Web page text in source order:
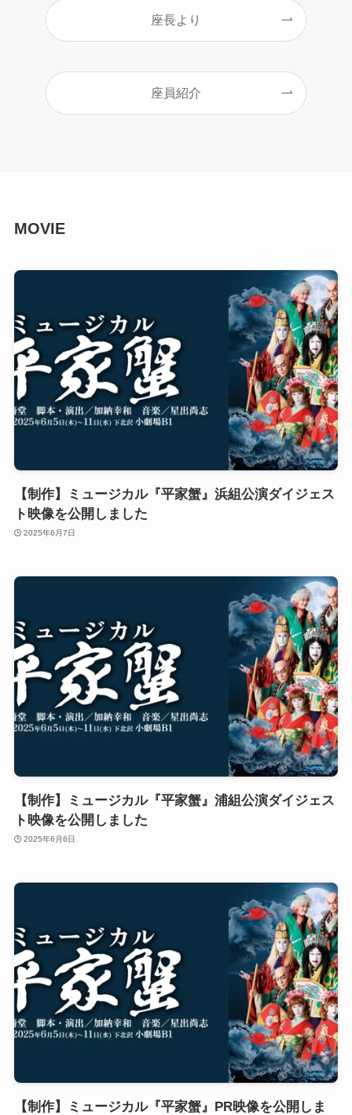
座長より
座員紹介
MOVIE
【制作】ミュージカル『平家蟹』浜組公演ダイジェス
ト映像を公開しました
2025年6月7日
【制作】ミュージカル『平家蟹』浦組公演ダイジェス
ト映像を公開しました
2025年6月6日
【制作】ミュージカル『平家蟹』PR映像を公開しま